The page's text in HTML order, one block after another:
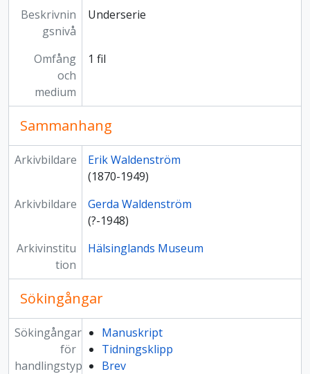
Beskrivnin
gsnivå
Underserie
Omfång
och
medium
1 fil
Sammanhang
Arkivbildare
Erik Waldenström
(1870-1949)
Arkivbildare
Gerda Waldenström
(?-1948)
Arkivinstitu
tion
Hälsinglands Museum
Sökingångar
Sökingångar
för
handlingstyp
Manuskript
Tidningsklipp
Brev